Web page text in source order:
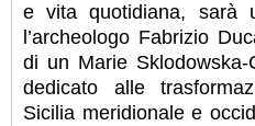
e vita quotidiana, sarà
l’archeologo Fabrizio
di un Marie
dedicato alle
Sicilia meridionale e